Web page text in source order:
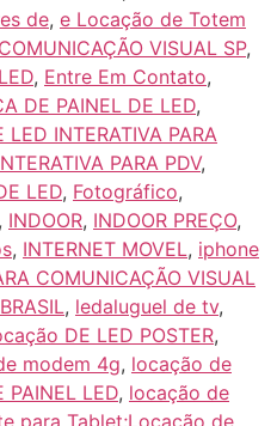
de, e Locação de Totem
VISUAL SP,
, Entre Em Contato,
DE PAINEL DE LED,
LED INTERATIVA PARA
PARA PDV,
LED, Fotográfico,
INDOOR, INDOOR PREÇO,
, INTERNET MOVEL, iphone
COMUNICAÇÃO VISUAL
, ledaluguel de tv,
DE LED POSTER,
modem 4g, locação de
PAINEL LED, locação de
para Tablet;Locação de